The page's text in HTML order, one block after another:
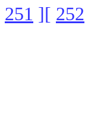
251 ][ 252